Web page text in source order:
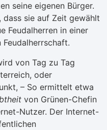
seine eigenen Bürger.
dass sie auf Zeit gewählt
Feudalherren in einer
von Tag zu Tag
oder
– So ermittelt etwa
von Grünen-Chefin
Nutzer. Der Internet-